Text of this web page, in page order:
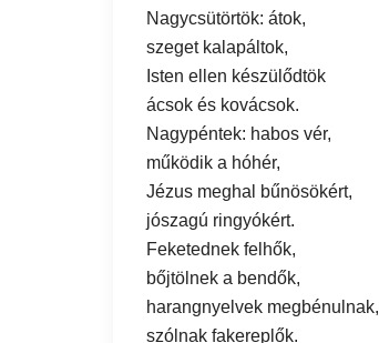
Nagycsütörtök: átok,
szeget kalapáltok,
Isten ellen készülődtök
ácsok és kovácsok.
Nagypéntek: habos vér,
működik a hóhér,
Jézus meghal bűnösökért,
jószagú ringyókért.
Feketednek felhők,
bőjtölnek a bendők,
harangnyelvek megbénulnak,
szólnak fakereplők.